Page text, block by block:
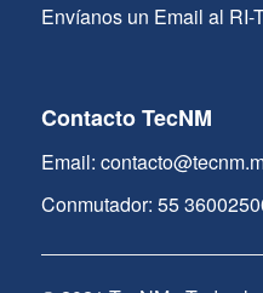
Envíanos un Email al RI-
Contacto TecNM
Email:
Conmutador: 55